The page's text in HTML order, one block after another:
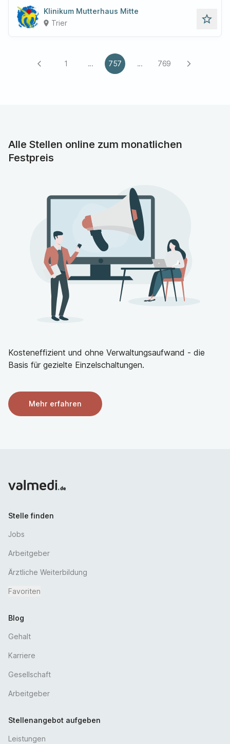
Klinikum Mutterhaus Mitte
place Trier star_outline
arrow_back_ios 1 ... 757 ... 769 arrow_forward_ios
Alle Stellen online zum monatlichen
Festpreis
Kosteneffizient und ohne Verwaltungsaufwand - die
Basis für gezielte Einzelschaltungen.
Mehr erfahren
Stelle finden
Jobs
Arbeitgeber
Ärztliche Weiterbildung
Favoriten
Blog
Gehalt
Karriere
Gesellschaft
Arbeitgeber
Stellenangebot aufgeben
Leistungen